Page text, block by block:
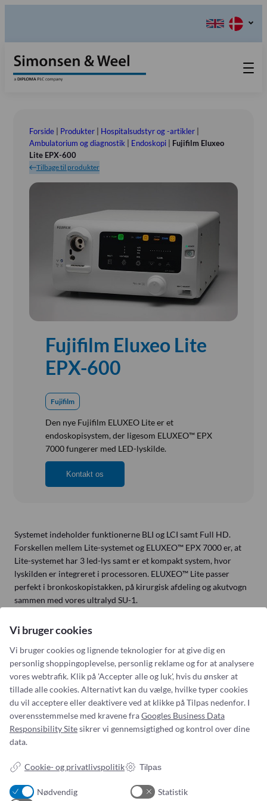
Retur-, Reklamations- og
Reparationsformular
Kontakt os
Send ordination
Vores Værdier
Om os
Udstillinger
Showroom
Referensinstallation
Vision, Mission, Miljø og Kvalitet
Ledige Stillinger
Tlf.: (+45) 70 25 56 10
Forside| Produkter| Hospitalsudstyr og -artikler|
Ambulatorium og diagnostik
Endoskopi| Fujifilm Eluxeo
Lite EPX-600
Tilbage til produkter
Fujifilm Eluxeo Lite
EPX-600
Fujifilm
Den nye Fujifilm ELUXEO Lite er et
endoskopisystem, der ligesom ELUXEO™ EPX
7000 fungerer med LED-lyskilde.
Kontakt os
Systemet indeholder funktionerne BLI og LCI samt Full HD.
Forskellen mellem Lite-systemet og ELUXEO™ EPX 7000 er, at
Lite-systemet har 3 led-lys samt er et kompakt system, hvor
lyskilden er integreret i processoren. ELUXEO™ Lite passer
perfekt i bronkoskopistakken, på kirurgisk afdeling og akutvogn
sammen med vores ultralyd SU-1.
Addresse:
Simonsen & Weel
2635 Ishøj
CVR NR. 13093032
Om os
Kontakt os
ESG-rapport
Vi bruger cookies
Vi bruger cookies og lignende teknologier for at give dig en
personlig shoppingoplevelse, personlig reklame og for at analysere
vores webtrafik. Klik på 'Accepter alle og luk', hvis du ønsker at
tillade alle cookies. Alternativt kan du vælge, hvilke typer cookies
du vil acceptere eller deaktivere ved at klikke på Tilpas nedenfor. I
overensstemmelse med kravene fraGoogles Business Data
Responsibility Sitesikrer vi gennemsigtighed og kontrol over dine
data.
Cookie- og privatlivspolitik Tilpas
Nødvendig
Statistik